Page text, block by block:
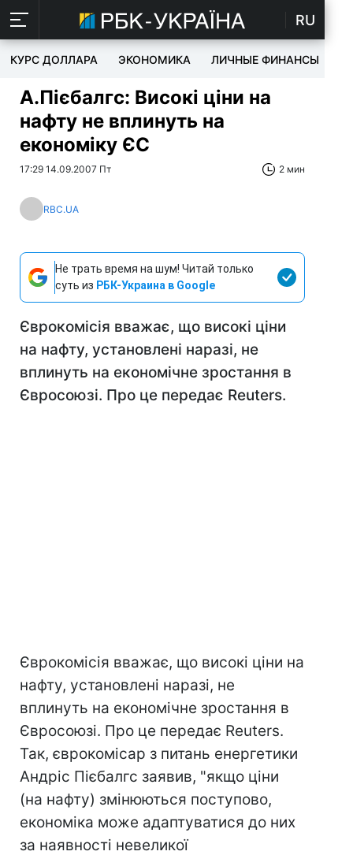
RU
КУРС ДОЛЛАРА ЭКОНОМИКА ЛИЧНЫЕ ФИНАНСЫ
А.Пієбалгс: Високі ціни на
нафту не вплинуть на
економіку ЄС
17:29 14.09.2007 Пт 2 мин
RBC.UA
Не трать время на шум! Читай только
суть из РБК-Украина в Google
Єврокомісія вважає, що високі ціни
на нафту, установлені наразі, не
вплинуть на економічне зростання в
Євросоюзі. Про це передає Reuters.
Єврокомісія вважає, що високі ціни на
нафту, установлені наразі, не
вплинуть на економічне зростання в
Євросоюзі. Про це передає Reuters.
Так, єврокомісар з питань енергетики
Андріс Пієбалгс заявив, "якщо ціни
(на нафту) змінюються поступово,
економіка може адаптуватися до них
за наявності невеликої